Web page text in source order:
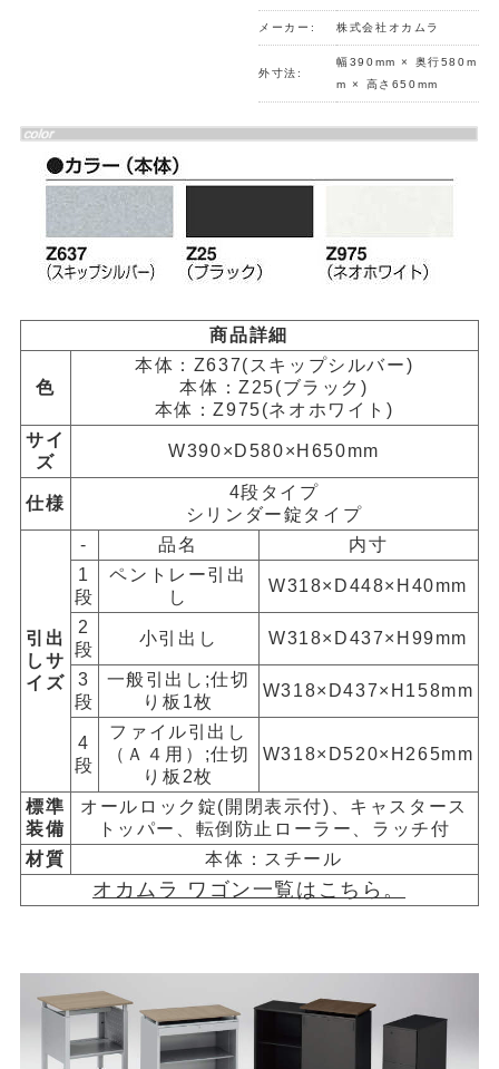
メーカー: 株式会社オカムラ
外寸法:
幅390mm × 奥行580m
m × 高さ650mm
商品詳細
色
本体：Z637(スキップシルバー)
本体：Z25(ブラック)
本体：Z975(ネオホワイト)
サイ
ズ
W390×D580×H650mm
仕様
4段タイプ
シリンダー錠タイプ
引出
しサ
イズ
- 品名
内寸
1
段
ペントレー引出
し
W318×D448×H40mm
2
段
小引出し W318×D437×H99mm
3
段
一般引出し;仕切
り板1枚
W318×D437×H158mm
4
段
ファイル引出し
（Ａ４用）;仕切
り板2枚
W318×D520×H265mm
標準
装備
オールロック錠(開閉表示付)、キャスタース
トッパー、転倒防止ローラー、ラッチ付
材質
本体：スチール
オカムラ ワゴン一覧はこちら。